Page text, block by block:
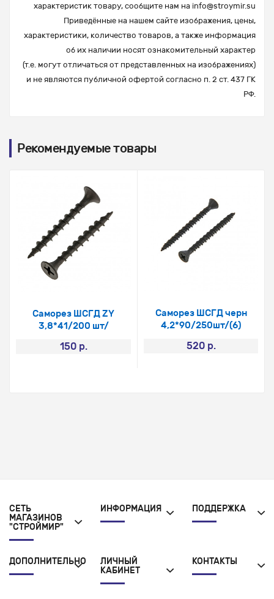
характеристик товару, сообщите нам на info@stroymir.su
Приведённые на нашем сайте изображения, цены,
характеристики, количество товаров, а также информация
об их наличии носят ознакомительный характер
(т.е. могут отличаться от представленных на изображениях)
и не являются публичной офертой согласно п. 2 ст. 437 ГК
РФ.
Рекомендуемые товары
Саморез ШСГД ZY
3,8*41/200 шт/
150 р.
Саморез ШСГД черн
4,2*90/250шт/(6)
520 р.
СЕТЬ
МАГАЗИНОВ
"СТРОЙМИР"
ИНФОРМАЦИЯ ПОДДЕРЖКА
ДОПОЛНИТЕЛЬНО
ЛИЧНЫЙ
КАБИНЕТ
КОНТАКТЫ